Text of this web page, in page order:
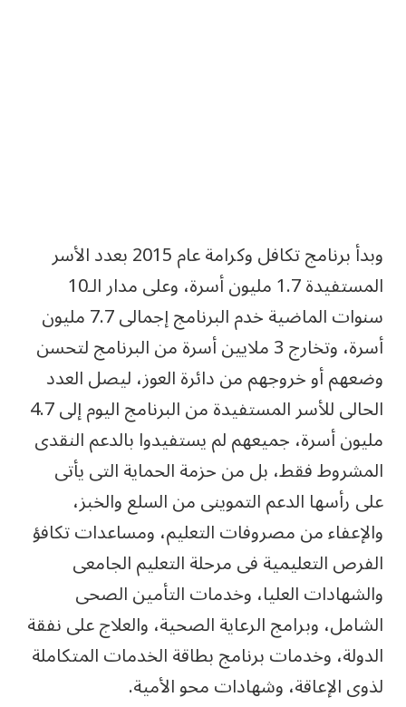
وبدأ برنامج تكافل وكرامة عام 2015 بعدد الأسر
المستفيدة 1.7 مليون أسرة، وعلى مدار الـ10
سنوات الماضية خدم البرنامج إجمالى 7.7 مليون
أسرة، وتخارج 3 ملايين أسرة من البرنامج لتحسن
وضعهم أو خروجهم من دائرة العوز، ليصل العدد
الحالى للأسر المستفيدة من البرنامج اليوم إلى 4.7
مليون أسرة، جميعهم لم يستفيدوا بالدعم النقدى
المشروط فقط، بل من حزمة الحماية التى يأتى
على رأسها الدعم التموينى من السلع والخبز،
والإعفاء من مصروفات التعليم، ومساعدات تكافؤ
الفرص التعليمية فى مرحلة التعليم الجامعى
والشهادات العليا، وخدمات التأمين الصحى
الشامل، وبرامج الرعاية الصحية، والعلاج على نفقة
الدولة، وخدمات برنامج بطاقة الخدمات المتكاملة
لذوى الإعاقة، وشهادات محو الأمية.